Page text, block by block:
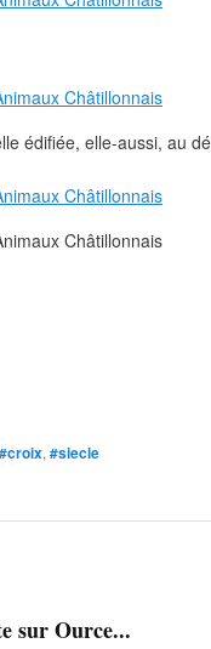
édifiée, elle-aussi, au
#croix, #siecle
sur Ource...